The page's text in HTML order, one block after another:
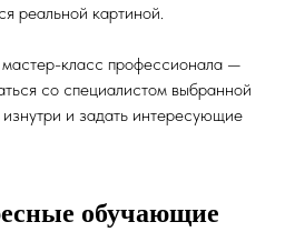
реальной картиной.
класс профессионала —
со специалистом выбранной
и задать интересующие
обучающие